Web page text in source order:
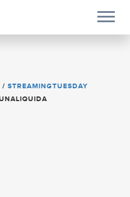
/ STREAMINGTUESDAY